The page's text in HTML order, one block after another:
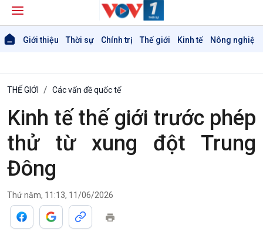
Giới thiệu Thời sự Chính trị Thế giới Kinh tế Nông nghiệp
Giới thiệu
THẾ GIỚI Các vấn đề quốc tế
Kinh tế thế giới trước phép
thử từ xung đột Trung
Đông
Thứ năm, 11:13, 11/06/2026